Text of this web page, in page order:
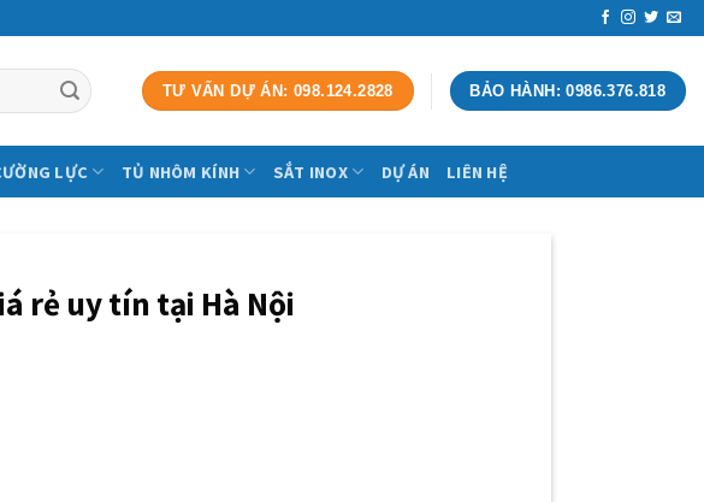
TƯ VẤN DỰ ÁN: 098.124.2828 BẢO HÀNH: 0986.376.818
LỰC TỦ NHÔM KÍNH SẮT INOX DỰ ÁN LIÊN HỆ
rẻ uy tín tại Hà Nội